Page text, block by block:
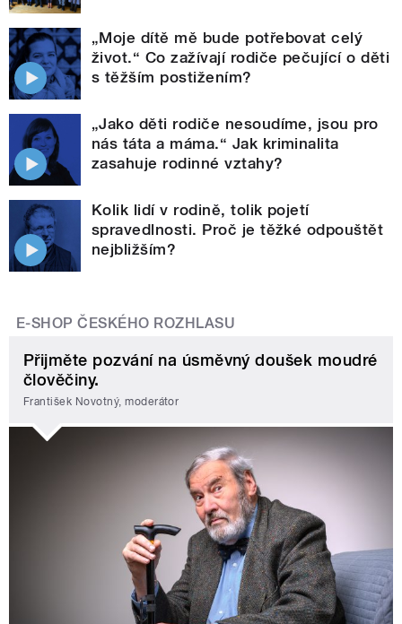
„Moje dítě mě bude potřebovat celý
život.“ Co zažívají rodiče pečující o děti
s těžším postižením?
„Jako děti rodiče nesoudíme, jsou pro
nás táta a máma.“ Jak kriminalita
zasahuje rodinné vztahy?
Kolik lidí v rodině, tolik pojetí
spravedlnosti. Proč je těžké odpouštět
nejbližším?
E-SHOP ČESKÉHO ROZHLASU
Přijměte pozvání na úsměvný doušek moudré
člověčiny.
František Novotný, moderátor